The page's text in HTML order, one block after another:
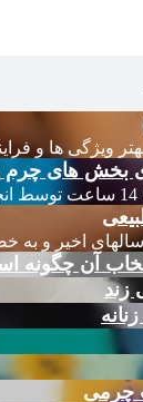
ویژگی ها و
بخش های چرم
اخیر و به
زند
چرمی